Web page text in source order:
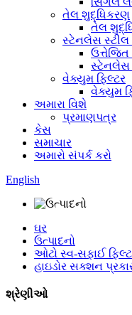
તેલ શુદ્ધિકરણ
તેલ
સ્ટેનલેસ સ્ટીલ
ઉત્તેજિત
સ્ટેનલેસ
વેક્યુમ ફિલ્ટર
વેક્યુમ
અમારા વિશે
પ્રમાણપત્ર
કેસ
સમાચાર
અમારો સંપર્ક કરો
English
ઘર
ઉત્પાદનો
ઓટો સ્વ-સફાઈ
હાઇડોર સક્શન
શ્રેણીઓ